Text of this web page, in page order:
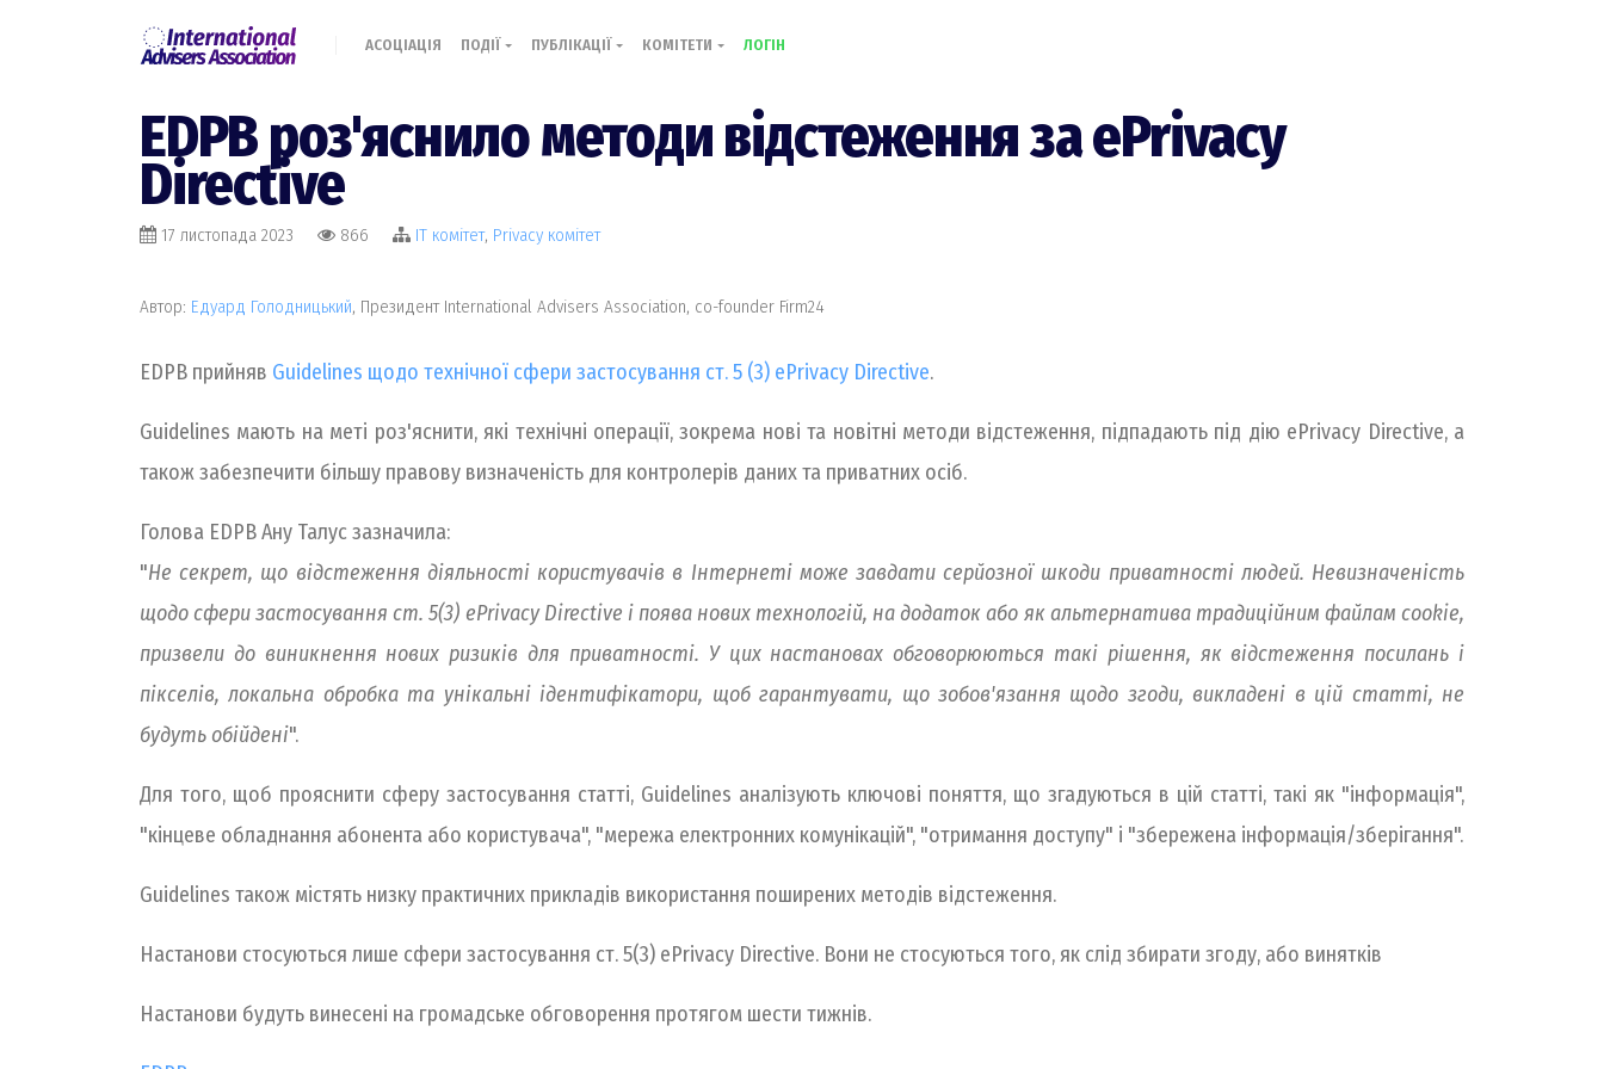
АСОЦІАЦІЯ ПОДІЇ ПУБЛІКАЦІЇ КОМІТЕТИ ЛОГІН
EDPB роз'яснило методи відстеження за ePrivacy
Directive
17 листопада 2023 866 IT комiтет, Privacy комiтет
Автор: Едуард Голодницький, Президент International Advisers Association, co-founder Firm24
EDPB прийняв Guidelines щодо технічної сфери застосування ст. 5 (3) ePrivacy Directive.
Guidelines мають на меті роз'яснити, які технічні операції, зокрема нові та новітні методи відстеження, підпадають під дію ePrivacy Directive, а
також забезпечити більшу правову визначеність для контролерів даних та приватних осіб.
Голова EDPB Ану Талус зазначила:
"Не секрет, що відстеження діяльності користувачів в Інтернеті може завдати серйозної шкоди приватності людей. Невизначеність
щодо сфери застосування ст. 5(3) ePrivacy Directive і поява нових технологій, на додаток або як альтернатива традиційним файлам cookie,
призвели до виникнення нових ризиків для приватності. У цих настановах обговорюються такі рішення, як відстеження посилань і
пікселів, локальна обробка та унікальні ідентифікатори, щоб гарантувати, що зобов'язання щодо згоди, викладені в цій статті, не
будуть обійдені".
Для того, щоб прояснити сферу застосування статті, Guidelines аналізують ключові поняття, що згадуються в цій статті, такі як "інформація",
"кінцеве обладнання абонента або користувача", "мережа електронних комунікацій", "отримання доступу" і "збережена інформація/зберігання".
Guidelines також містять низку практичних прикладів використання поширених методів відстеження.
Настанови стосуються лише сфери застосування ст. 5(3) ePrivacy Directive. Вони не стосуються того, як слід збирати згоду, або винятків
Настанови будуть винесені на громадське обговорення протягом шести тижнів.